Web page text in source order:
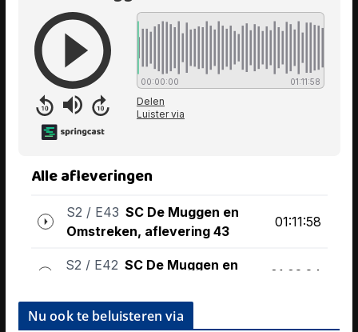
Nu ook te beluisteren via